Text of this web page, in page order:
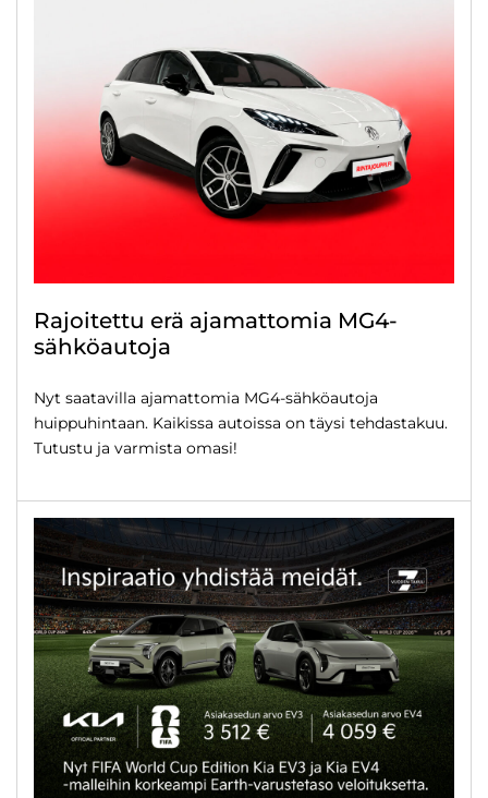
Rajoitettu erä ajamattomia MG4-
sähköautoja
Nyt saatavilla ajamattomia MG4-sähköautoja
huippuhintaan. Kaikissa autoissa on täysi tehdastakuu.
Tutustu ja varmista omasi!